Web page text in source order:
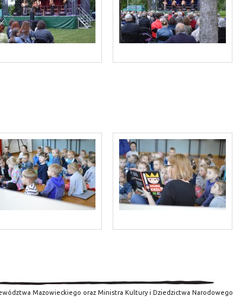
Mazowieckiego oraz Ministra Kultury i Dziedzictwa Narodowego